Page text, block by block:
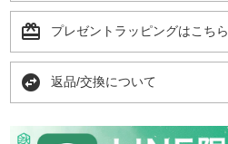
card_giftcard プレゼントラッピングはこちら
swap_horizontal_circle 返品/交換について